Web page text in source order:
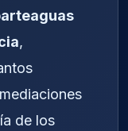
,
de los